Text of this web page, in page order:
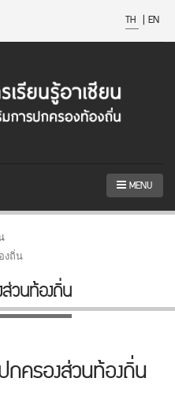
TH | EN
MENU
งถิ่น
วนท้องถิ่น
ครองส่วนท้องถิ่น